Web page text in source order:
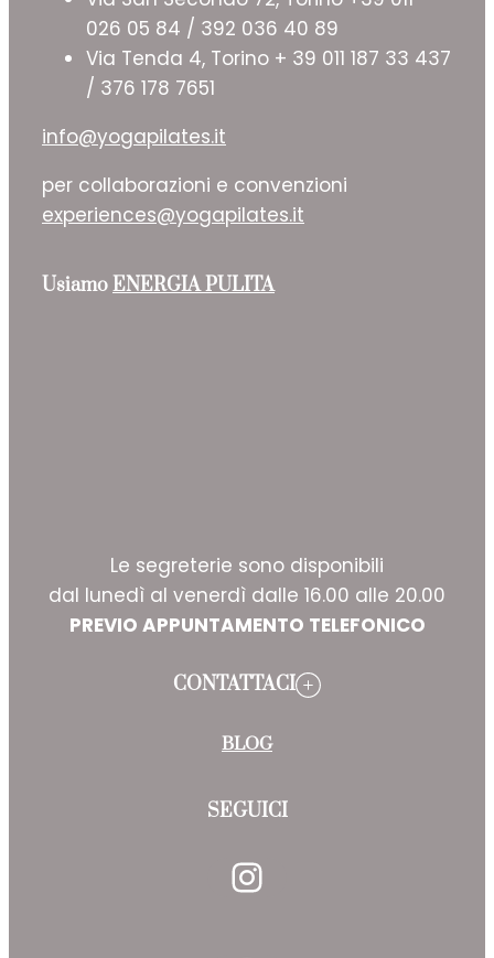
026 05 84 / 392 036 40 89
Via Tenda 4, Torino + 39 011 187 33 437
/ 376 178 7651
info@yogapilates.it
per collaborazioni e convenzioni
experiences@yogapilates.it
UsiamoENERGIA PULITA
Le segreterie sono disponibili
dal lunedì al venerdì dalle 16.00 alle 20.00
PREVIO APPUNTAMENTO TELEFONICO
CONTATTACI
BLOG
SEGUICI
Instagram